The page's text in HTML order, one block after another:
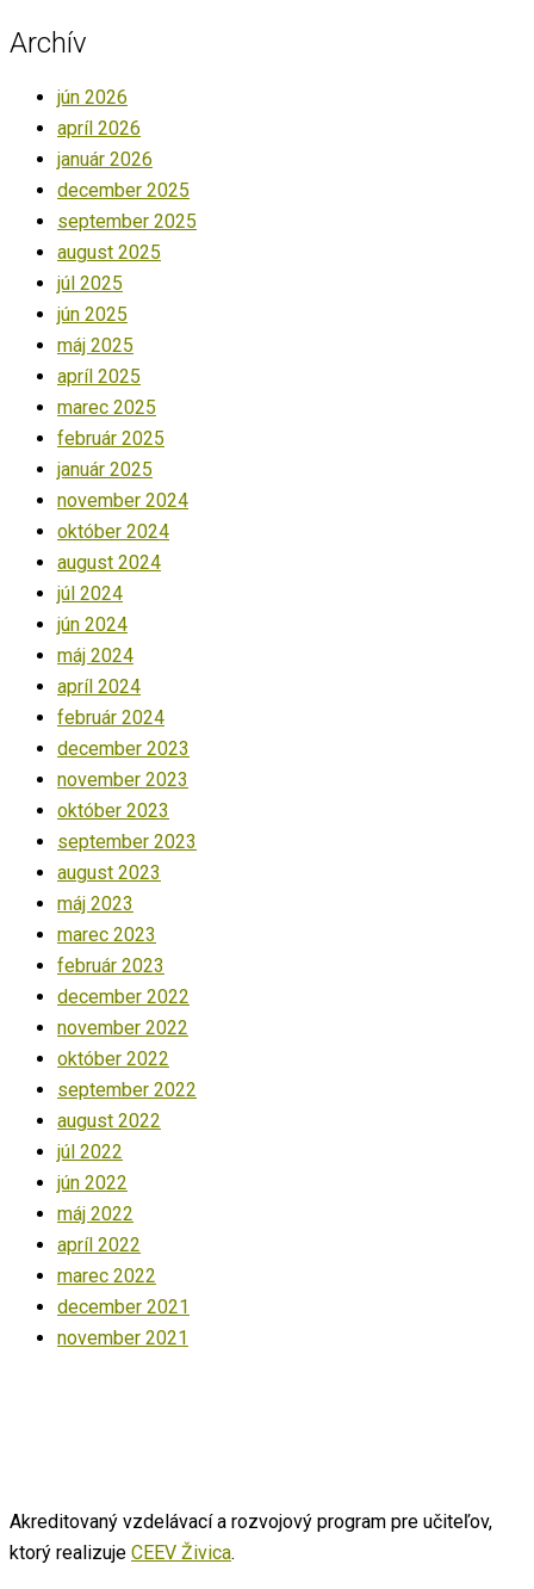
Archív
jún 2026
apríl 2026
január 2026
december 2025
september 2025
august 2025
júl 2025
jún 2025
máj 2025
apríl 2025
marec 2025
február 2025
január 2025
november 2024
október 2024
august 2024
júl 2024
jún 2024
máj 2024
apríl 2024
február 2024
december 2023
november 2023
október 2023
september 2023
august 2023
máj 2023
marec 2023
február 2023
december 2022
november 2022
október 2022
september 2022
august 2022
júl 2022
jún 2022
máj 2022
apríl 2022
marec 2022
december 2021
november 2021
Akreditovaný vzdelávací a rozvojový program pre učiteľov,
ktorý realizuje CEEV Živica.